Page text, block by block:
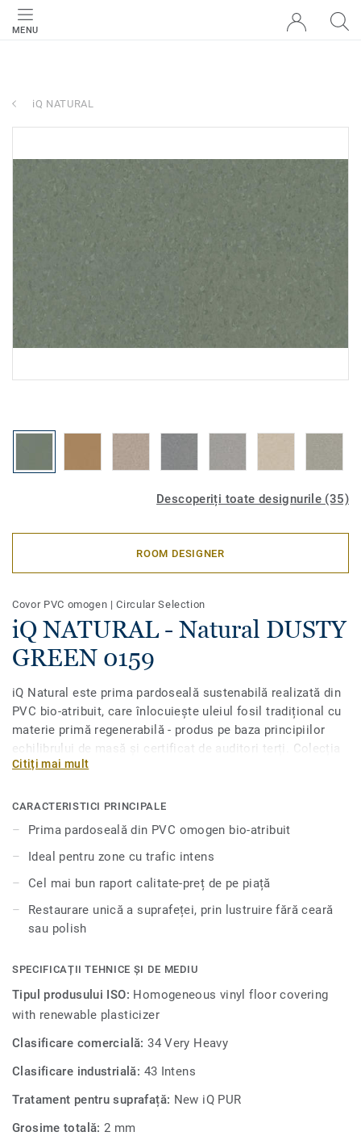
MENU
iQ NATURAL
Descoperiți toate designurile (35)
ROOM DESIGNER
Covor PVC omogen |Circular Selection
iQ NATURAL - Natural DUSTY
GREEN 0159
iQ Natural este prima pardoseală sustenabilă realizată din
PVC bio-atribuit, care înlocuiește uleiul fosil tradițional cu
materie primă regenerabilă - produs pe baza principiilor
echilibrului de masă și certificat de auditori terți. Colecția
iQ Natural se evidențiază astfel drept o soluție de
a emisiilor de gaze cu efect de seră de 50%, în comparație
cu pardoselile de PVC omogene medii. Pardoseala
sustenabilă din PVC iQ Natural se numără printre soluțiile
cu cel mai scăzut conținut de carbon de pe piață. Sunt
disponibile 35 de designuri în culori variate, de la clasicul
Citiți mai mult
CARACTERISTICI PRINCIPALE
Prima pardoseală din PVC omogen bio-atribuit
Ideal pentru zone cu trafic intens
Cel mai bun raport calitate-preț de pe piață
Restaurare unică a suprafeței, prin lustruire fără ceară
sau polish
SPECIFICAȚII TEHNICE ȘI DE MEDIU
Tipul produsului ISO: Homogeneous vinyl floor covering
with renewable plasticizer
Clasificare comercială:34 Very Heavy
Clasificare industrială: 43 Intens
Tratament pentru suprafață: New iQ PUR
Grosime totală:2 mm